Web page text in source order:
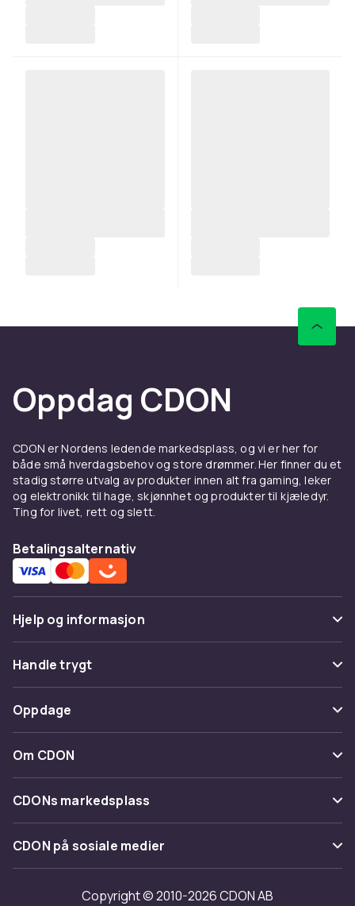
Oppdag CDON
CDON er Nordens ledende markedsplass, og vi er her for
både små hverdagsbehov og store drømmer. Her finner du et
stadig større utvalg av produkter innen alt fra gaming, leker
og elektronikk til hage, skjønnhet og produkter til kjæledyr.
Ting for livet, rett og slett.
Betalingsalternativ
Hjelp og informasjon
Vanlige spørsmål
Spor pakke
Angre & returner her
Kontakt oss
Handle trygt
Betaling
Levering
Tilbakekallinger
Oppdage
Kategorier
Varemerker
Om CDON
Om oss
Kundeanmeldelser
Jobbe på CDON
Investor relations
CDONs markedsplass
Merchant Help Center
CDON på sosiale medier
Copyright © 2010-2026 CDON AB